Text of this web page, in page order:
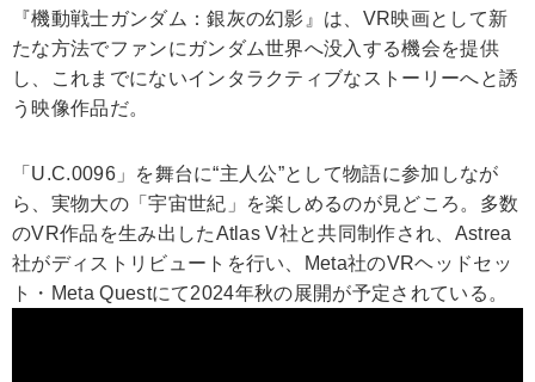
『機動戦士ガンダム：銀灰の幻影』は、VR映画として新
たな方法でファンにガンダム世界へ没入する機会を提供
し、これまでにないインタラクティブなストーリーへと誘
う映像作品だ。
「U.C.0096」を舞台に“主人公”として物語に参加しなが
ら、実物大の「宇宙世紀」を楽しめるのが見どころ。多数
のVR作品を生み出したAtlas V社と共同制作され、Astrea
社がディストリビュートを行い、Meta社のVRヘッドセッ
ト・Meta Questにて2024年秋の展開が予定されている。